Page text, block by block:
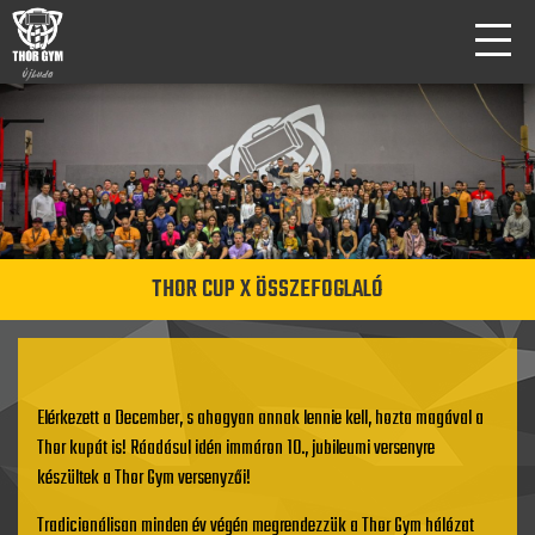
THOR CUP X ÖSSZEFOGLALÓ
Elérkezett a December, s ahogyan annak lennie kell, hozta magával a
Thor kupát is! Ráadásul idén immáron 10., jubileumi versenyre
készültek a Thor Gym versenyzői!
Tradicionálisan minden év végén megrendezzük a Thor Gym hálózat